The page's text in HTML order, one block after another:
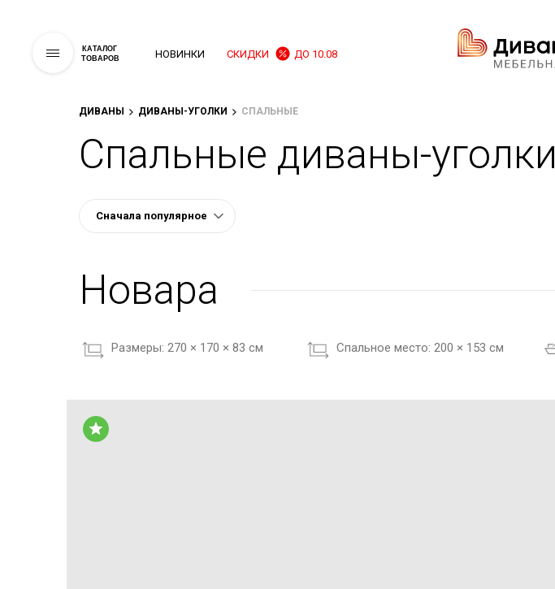
КАТАЛОГ
ТОВАРОВ
НОВИНКИ СКИДКИ ДО 10.08
ДИВАНЫ ДИВАНЫ-УГОЛКИ СПАЛЬНЫЕ
Спальные диваны-уголки
Новара
Размеры: 270 × 170 × 83 см Cпальное место: 200 × 153 см